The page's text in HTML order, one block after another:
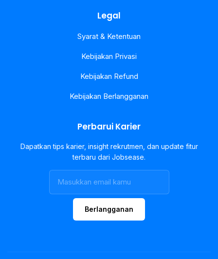
Legal
Syarat & Ketentuan
Kebijakan Privasi
Kebijakan Refund
Kebijakan Berlangganan
Perbarui Karier
Dapatkan tips karier, insight rekrutmen, dan update fitur
terbaru dari Jobsease.
Berlangganan